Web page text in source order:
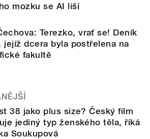
mozku se AI liší
Terezko, vrať se! Deník
jejíž dcera byla postřelena na
fakultě
38 jako plus size? Český film
jediný typ ženského těla, říká
Soukupová